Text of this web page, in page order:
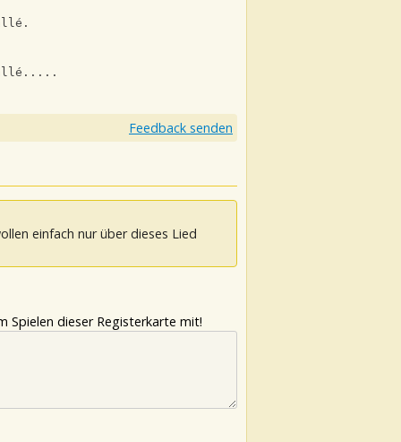
allé.....
Feedback senden
einfach nur über dieses Lied
Spielen dieser Registerkarte mit!